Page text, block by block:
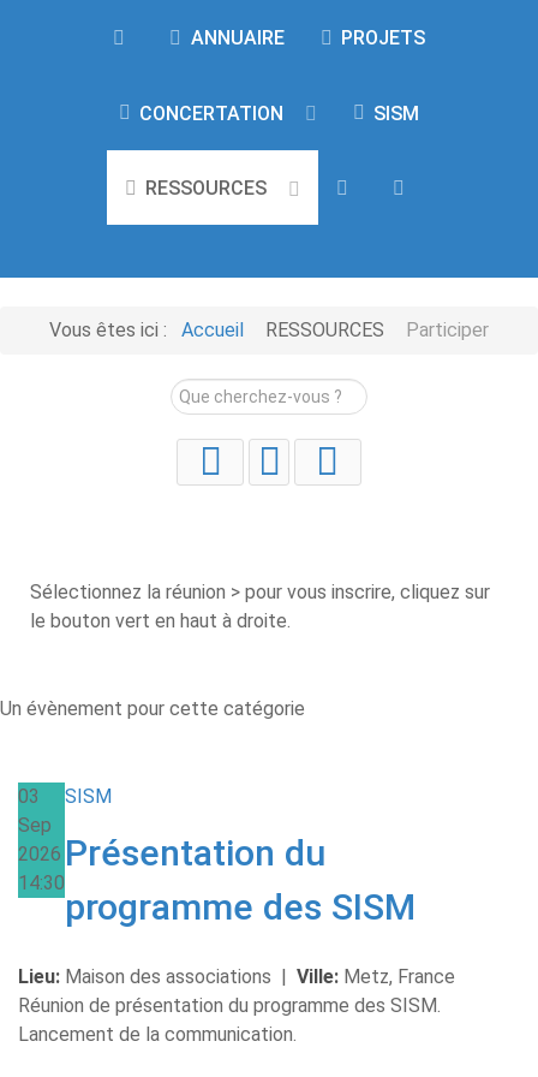
ANNUAIRE PROJETS
CONCERTATION SISM
RESSOURCES
Vous êtes ici : Accueil RESSOURCES Participer
Rechercher
Sélectionnez la réunion > pour vous inscrire, cliquez sur
le bouton vert en haut à droite.
Un évènement pour cette catégorie
03
Sep
2026
14:30
SISM
Présentation du
programme des SISM
Lieu: Maison des associations Ville: Metz, France
Réunion de présentation du programme des SISM.
Lancement de la communication.